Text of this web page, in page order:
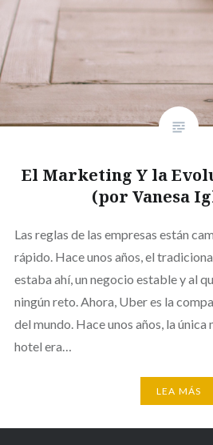
El Marketing Y la
(por Vanesa
Las reglas de las empresas están
rápido. Hace unos años, el
estaba ahí, un negocio estable y al
ningún reto. Ahora, Uber es la
del mundo. Hace unos años, la única
hotel era…
LEA MÁS